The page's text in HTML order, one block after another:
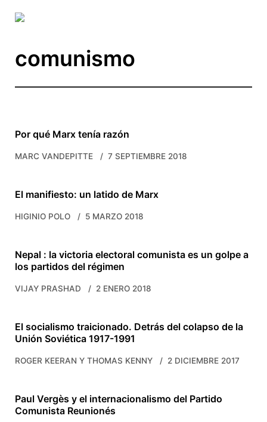
comunismo
Por qué Marx tenía razón
MARC VANDEPITTE 7 SEPTIEMBRE 2018
El manifiesto: un latido de Marx
HIGINIO POLO 5 MARZO 2018
Nepal : la victoria electoral comunista es un golpe a
los partidos del régimen
VIJAY PRASHAD 2 ENERO 2018
El socialismo traicionado. Detrás del colapso de la
Unión Soviética 1917-1991
ROGER KEERAN Y THOMAS KENNY 2 DICIEMBRE 2017
Paul Vergès y el internacionalismo del Partido
Comunista Reunionés